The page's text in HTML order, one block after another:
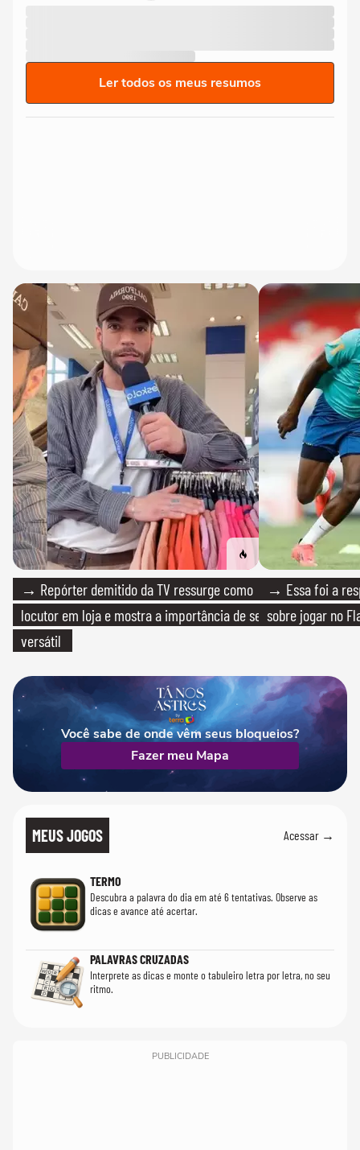
Ler todos os meus resumos
→ Repórter demitido da TV ressurge como
locutor em loja e mostra a importância de ser
versátil
→ Essa foi a
sobre jogar no
Você sabe de onde vêm seus bloqueios?
Fazer meu Mapa
MEUS JOGOS Acessar →
TERMO
Descubra a palavra do dia em até 6 tentativas. Observe as
dicas e avance até acertar.
PALAVRAS CRUZADAS
Interprete as dicas e monte o tabuleiro letra por letra, no seu
ritmo.
PUBLICIDADE